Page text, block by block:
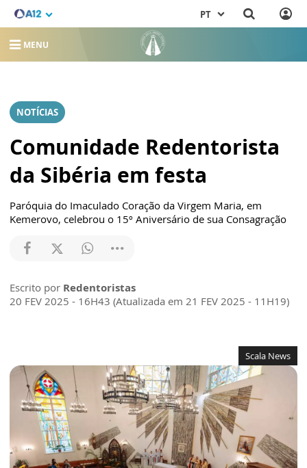
PT
MENU
NOTÍCIAS
Comunidade Redentorista
da Sibéria em festa
Paróquia do Imaculado Coração da Virgem Maria, em
Kemerovo, celebrou o 15º Aniversário de sua Consagração
Escrito por Redentoristas
20 FEV 2025 - 16H43 (Atualizada em 21 FEV 2025 - 11H19)
Scala News